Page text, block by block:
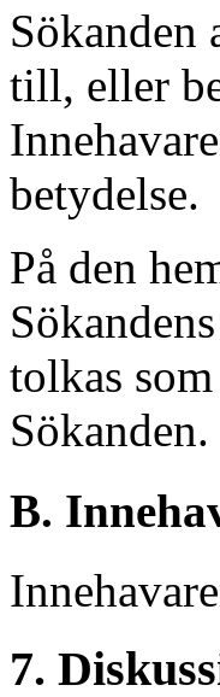
Sökanden
till, eller
betydelse.
På den
tolkas
Sökanden.
B.
7.